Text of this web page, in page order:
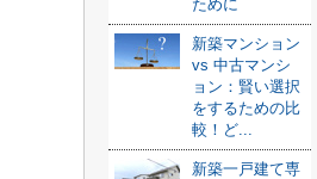
ために
新築マンション
vs 中古マンシ
ョン：賢い選択
をするための比
較！ど...
新築一戸建て専